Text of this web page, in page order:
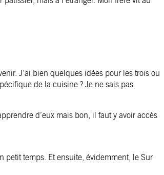
J’ai bien quelques idées pour les trois ou
de la cuisine ? Je ne sais pas.
d’eux mais bon, il faut y avoir accès
petit temps. Et ensuite, évidemment, le Sur